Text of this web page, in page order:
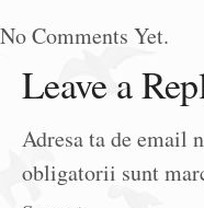
No Comments Yet.
Leave a
Adresa ta de email
obligatorii sunt